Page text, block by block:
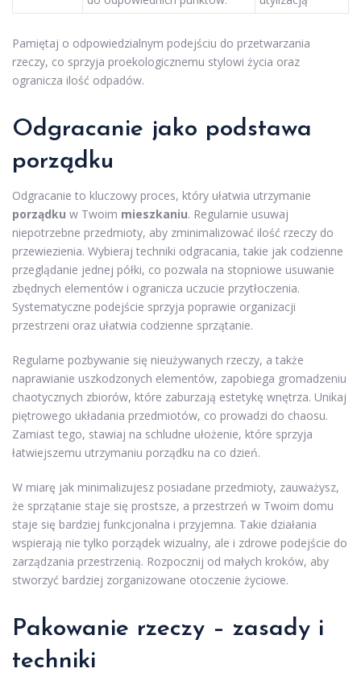
Pamiętaj o odpowiedzialnym podejściu do przetwarzania
rzeczy, co sprzyja proekologicznemu stylowi życia oraz
ogranicza ilość odpadów.
Odgracanie jako podstawa
porządku
Odgracanie to kluczowy proces, który ułatwia utrzymanie
porządku w Twoim mieszkaniu. Regularnie usuwaj
niepotrzebne przedmioty, aby zminimalizować ilość rzeczy do
przewiezienia. Wybieraj techniki odgracania, takie jak codzienne
przeglądanie jednej półki, co pozwala na stopniowe usuwanie
zbędnych elementów i ogranicza uczucie przytłoczenia.
Systematyczne podejście sprzyja poprawie organizacji
przestrzeni oraz ułatwia codzienne sprzątanie.
Regularne pozbywanie się nieużywanych rzeczy, a także
naprawianie uszkodzonych elementów, zapobiega gromadzeniu
chaotycznych zbiorów, które zaburzają estetykę wnętrza. Unikaj
piętrowego układania przedmiotów, co prowadzi do chaosu.
Zamiast tego, stawiaj na schludne ułożenie, które sprzyja
łatwiejszemu utrzymaniu porządku na co dzień.
W miarę jak minimalizujesz posiadane przedmioty, zauważysz,
że sprzątanie staje się prostsze, a przestrzeń w Twoim domu
staje się bardziej funkcjonalna i przyjemna. Takie działania
wspierają nie tylko porządek wizualny, ale i zdrowe podejście do
zarządzania przestrzenią. Rozpocznij od małych kroków, aby
stworzyć bardziej zorganizowane otoczenie życiowe.
Pakowanie rzeczy – zasady i
techniki